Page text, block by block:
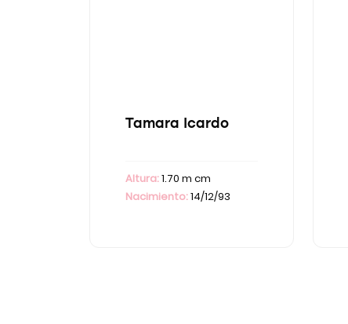
Tamara Icardo
Altura:1.70 m cm
Nacimiento:14/12/93